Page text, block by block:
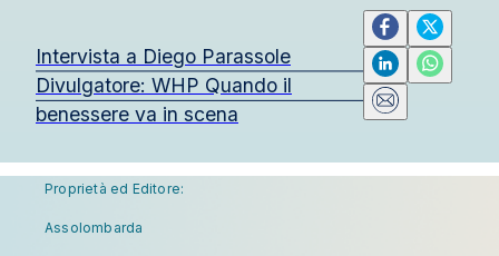
Intervista a Diego Parassole
Divulgatore: WHP Quando il
benessere va in scena
Proprietà ed Editore:
Assolombarda